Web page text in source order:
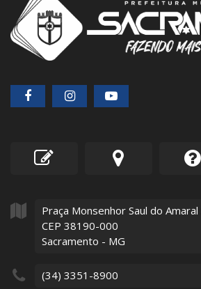
Praça Monsenhor Saul do Amaral
CEP 38190-000
Sacramento - MG
(34) 3351-8900